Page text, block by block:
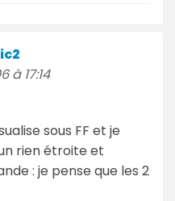
à 17:14
sous FF et je
rien étroite et
: je pense que les 2